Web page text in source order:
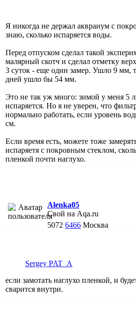
Я никогда не держал аквраиум с
знаю, сколько испаряется воды.
Перед отпуском сделал такой
малярный скотч и сделал отметку
3 суток - еще один замер. Ушло 9 мм,
дней ушло бы 54 мм.
Это не так уж много: зимой у меня 5
испаряется. Но я не уверен, что
нормально работать, если уровень
см.
Если время есть, можете тоже
испаряетя с покровным стеклом,
пленкой почти наглухо.
Alenka05
Свой на Aqa.ru
5072 6466 Москва
Sergey PAT_A
если замотать наглухо пленкой, и
сварится внутри.